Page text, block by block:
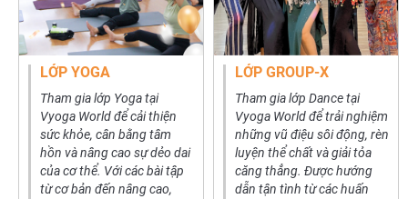
LỚP YOGA
Tham gia lớp Yoga tại
Vyoga World để cải thiện
sức khỏe, cân bằng tâm
hồn và nâng cao sự dẻo dai
của cơ thể. Với các bài tập
từ cơ bản đến nâng cao,
LỚP GROUP-X
Tham gia lớp Dance tại
Vyoga World để trải nghiệm
những vũ điệu sôi động, rèn
luyện thể chất và giải tỏa
căng thẳng. Được hướng
dẫn tận tình từ các huấn